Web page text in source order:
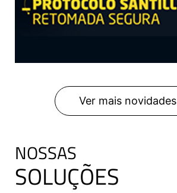
Ver mais novidades
NOSSAS
SOLUÇÕES